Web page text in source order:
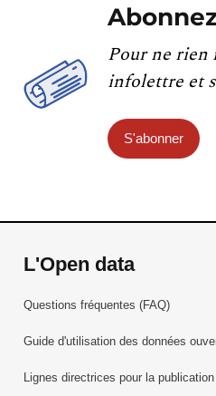
Pour ne rien
infolettre et
S'abonner
L'Open data
Questions fréquentes (FAQ)
Guide d'utilisation des données
Lignes directrices pour la